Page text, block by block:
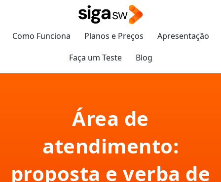
Como Funciona Planos e Preços
Apresentação
Faça um Teste
Blog
Área de
atendimento:
proposta e verba de